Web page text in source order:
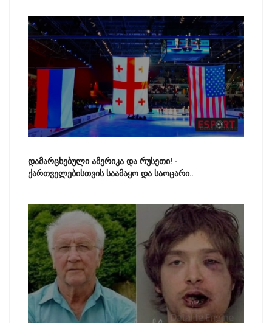
დამარცხებული ამერიკა და რუსეთი! -
ქართველებისთვის საამაყო და საოცარი..